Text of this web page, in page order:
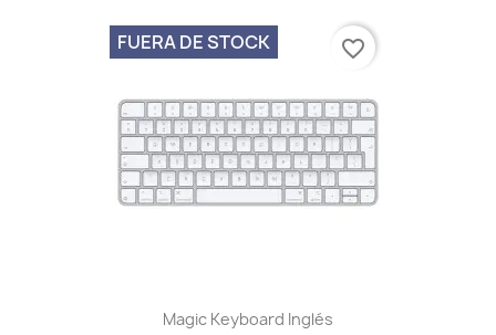
Magic Keyboard Inglés
FUERA DE STOCK favorite_border